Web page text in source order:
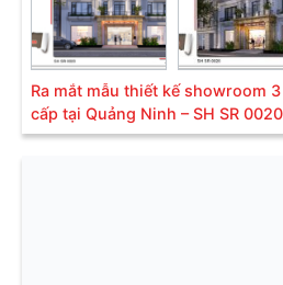
Ra mắt mẫu thiết kế showroom
cấp tại Quảng Ninh – SH SR 0020